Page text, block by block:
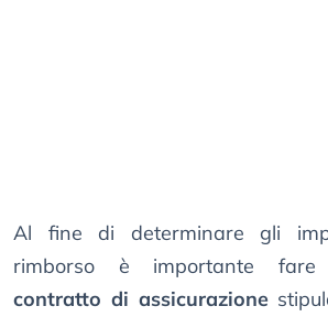
Al fine di determinare gli
rimborso è importante
contratto di assicurazione